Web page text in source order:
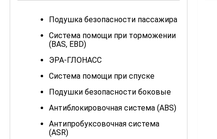
Подушка безопасности пассажира
Система помощи при торможении
(BAS, EBD)
ЭРА-ГЛОНАСС
Система помощи при спуске
Подушки безопасности боковые
Антиблокировочная система (ABS)
Антипробуксовочная система
(ASR)